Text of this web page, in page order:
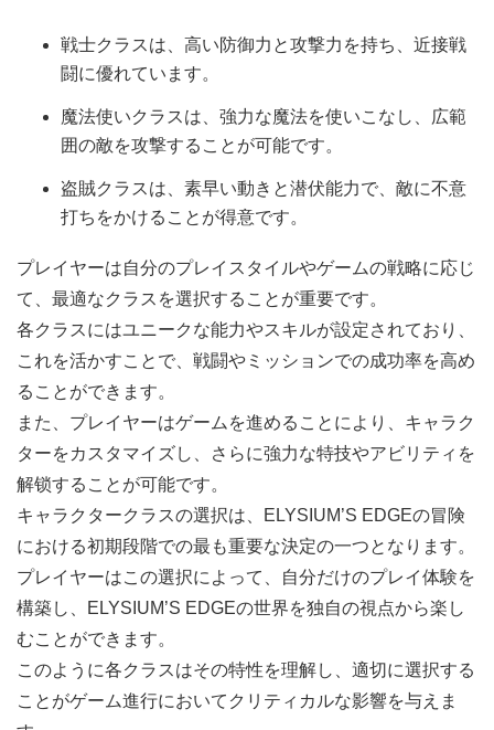
戦士クラスは、高い防御力と攻撃力を持ち、近接戦
闘に優れています。
魔法使いクラスは、強力な魔法を使いこなし、広範
囲の敵を攻撃することが可能です。
盗賊クラスは、素早い動きと潜伏能力で、敵に不意
打ちをかけることが得意です。
プレイヤーは自分のプレイスタイルやゲームの戦略に応じ
て、最適なクラスを選択することが重要です。
各クラスにはユニークな能力やスキルが設定されており、
これを活かすことで、戦闘やミッションでの成功率を高め
ることができます。
また、プレイヤーはゲームを進めることにより、キャラク
ターをカスタマイズし、さらに強力な特技やアビリティを
解锁することが可能です。
キャラクタークラスの選択は、ELYSIUM’S EDGEの冒険
における初期段階での最も重要な決定の一つとなります。
プレイヤーはこの選択によって、自分だけのプレイ体験を
構築し、ELYSIUM’S EDGEの世界を独自の視点から楽し
むことができます。
このように各クラスはその特性を理解し、適切に選択する
ことがゲーム進行においてクリティカルな影響を与えま